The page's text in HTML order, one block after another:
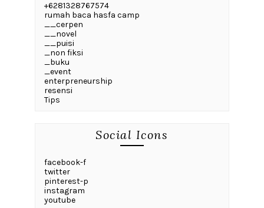
+6281328767574
rumah baca hasfa camp
__cerpen
__novel
__puisi
_non fiksi
_buku
_event
enterpreneurship
resensi
Tips
Social Icons
facebook-f
twitter
pinterest-p
instagram
youtube